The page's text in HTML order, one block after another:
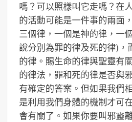
嗎？可以照樣叫它走嗎？在
的活動可能是一件事的兩面
三個律，一個是神的律，一
說分別為罪的律及死的律)，
的律。賜生命的律與聖靈有
的律法，罪和死的律是否與
有確定的答案。但如果我們
是利用我們身體的機制才可
會有關了。如果你要叫邪靈